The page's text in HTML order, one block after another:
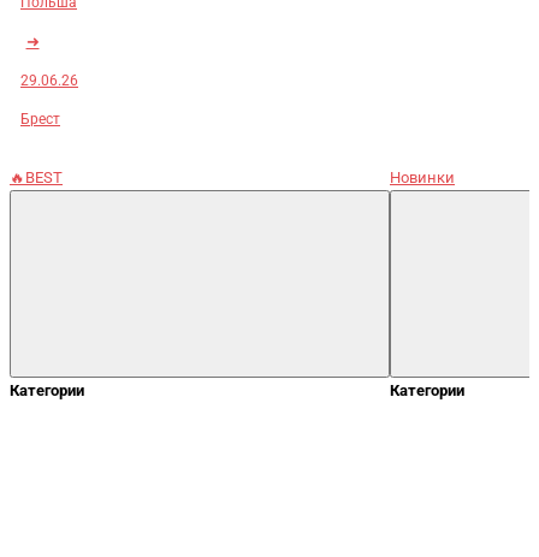
➜
29.06.26
Брест
🔥BEST
Категории
Новинки
Категории